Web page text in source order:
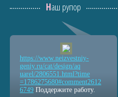
Наш рупор
https://www.neizvestniy-
geniy.ru/cat/design/aq
uarel/2806551.html?time
=1786275680#comment2612
6749 Поддержите работу.